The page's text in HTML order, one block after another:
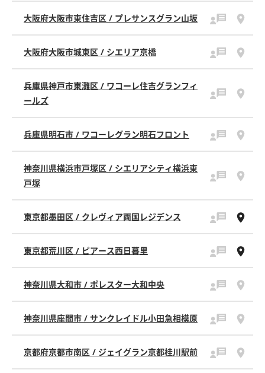
大阪府大阪市東住吉区 / プレサンスグラン山坂
大阪府大阪市城東区 / シエリア京橋
兵庫県神戸市東灘区 / ワコーレ住吉グランフィ
ールズ
兵庫県明石市 / ワコーレグラン明石フロント
神奈川県横浜市戸塚区 / シエリアシティ横浜東
戸塚
東京都墨田区 / クレヴィア両国レジデンス
東京都荒川区 / ピアース西日暮里
神奈川県大和市 / ポレスター大和中央
神奈川県座間市 / サンクレイドル小田急相模原
京都府京都市南区 / ジェイグラン京都桂川駅前